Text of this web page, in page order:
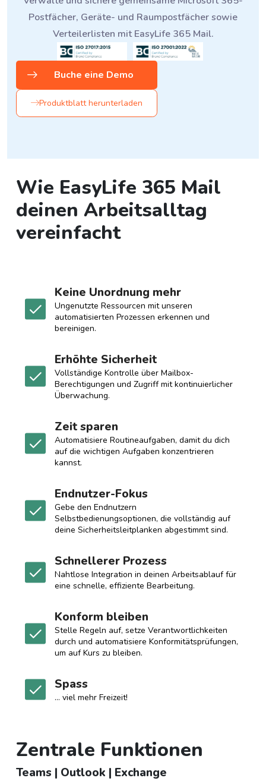
Postfächer, Geräte- und Raumpostfächer sowie
Verteilerlisten mit EasyLife 365 Mail.
Buche eine Demo
Produktblatt herunterladen
Wie EasyLife 365 Mail
deinen Arbeitsalltag
vereinfacht
Keine Unordnung mehr
Ungenutzte Ressourcen mit unseren
automatisierten Prozessen erkennen und
bereinigen.
Erhöhte Sicherheit
Vollständige Kontrolle über Mailbox-
Berechtigungen und Zugriff mit kontinuierlicher
Überwachung.
Zeit sparen
Automatisiere Routineaufgaben, damit du dich
auf die wichtigen Aufgaben konzentrieren
kannst.
Endnutzer-Fokus
Gebe den Endnutzern
Selbstbedienungsoptionen, die vollständig auf
deine Sicherheitsleitplanken abgestimmt sind.
Schnellerer Prozess
Nahtlose Integration in deinen Arbeitsablauf für
eine schnelle, effiziente Bearbeitung.
Konform bleiben
Stelle Regeln auf, setze Verantwortlichkeiten
durch und automatisiere Konformitätsprüfungen,
um auf Kurs zu bleiben.
Spass
... viel mehr Freizeit!
Zentrale Funktionen
Teams | Outlook | Exchange